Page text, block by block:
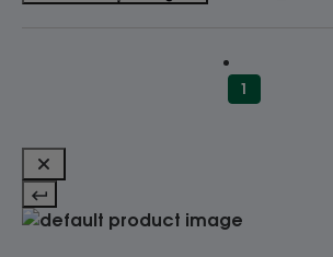
1